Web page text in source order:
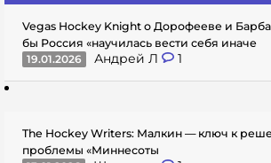
Vegas Hockey Knight о Дорофееве и
бы Россия «научилась вести себя иначе
19.01.2026
Андрей Л 1
The Hockey Writers: Малкин — ключ к
проблемы «Миннесоты